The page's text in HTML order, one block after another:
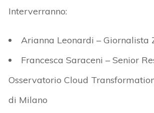
Interverranno:
Arianna Leonardi – Giornalista
Francesca Saraceni – Senior
Osservatorio Cloud
di Milano